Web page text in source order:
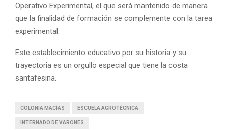
Operativo Experimental, el que será mantenido de manera
que la finalidad de formación se complemente con la tarea
experimental.
Este establecimiento educativo por su historia y su
trayectoria es un orgullo especial que tiene la costa
santafesina.
COLONIA MACÍAS ESCUELA AGROTÉCNICA
INTERNADO DE VARONES